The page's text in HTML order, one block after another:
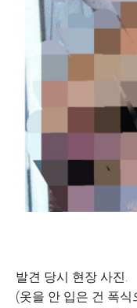
발견 당시 현장 사진.
(옷을 안 입은 건 폭